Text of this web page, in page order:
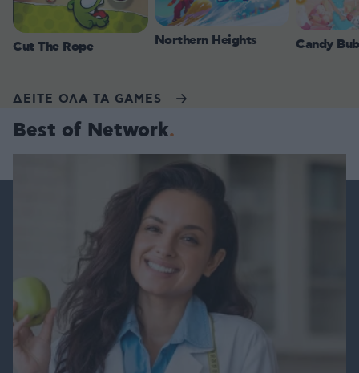
Cut The Rope Northern Heights Candy
ΔΕΙΤΕ ΟΛΑ ΤΑ GAMES
Best of Network